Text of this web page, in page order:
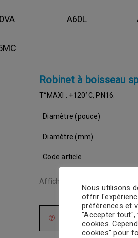
A60L
Robinet à boisseau
T°MAXI : +120°C, PN16.
Diamètre (pouce)
Diamètre (mm)
Code article
Affichage des éléments 1 à 3
Conditions d'utilisation
Nous utilisons
offrir
préférences et
"Accepter tout",
cookies.
cookies" pour